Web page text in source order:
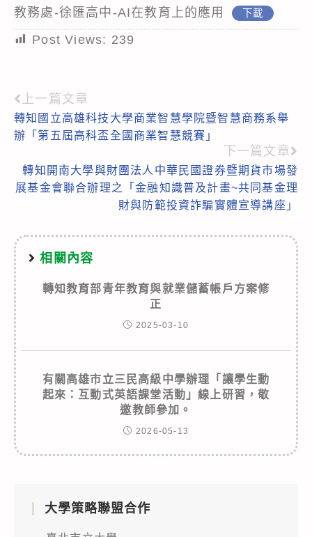
教務處-徐匯高中-AI在教育上的應用 下載
Post Views: 239
Read
more
上一篇文章
轉知國立高雄科技大學商業智慧學院暨智慧商務系舉
辦「第五屆高科盃全國商業智慧競賽」
下一篇文章
轉知開南大學與財團法人中華民國證券暨期貨市場發
展基金會聯合辦理之「金融知識普及計畫~共同基金理
財與防範投資詐騙實體宣導講座」
相關內容
轉知教育部青年教育與就業儲蓄帳戶方案修
正
2025-03-10
有關高雄市立三民高級中學辦理「讓學生動
起來：互動式英語課堂活動」線上研習，敬
邀教師參加。
2026-05-13
大學策略聯盟合作